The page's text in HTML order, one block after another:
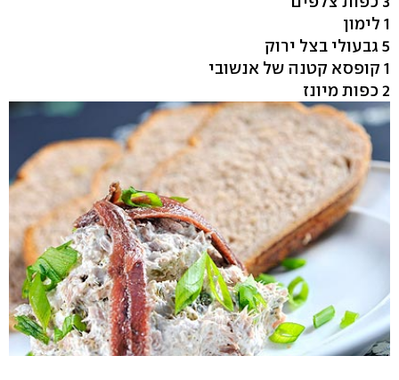
1 לימון
5 גבעולי בצל ירוק
1 קופסא קטנה של אנשובי
2 כפות מיונז